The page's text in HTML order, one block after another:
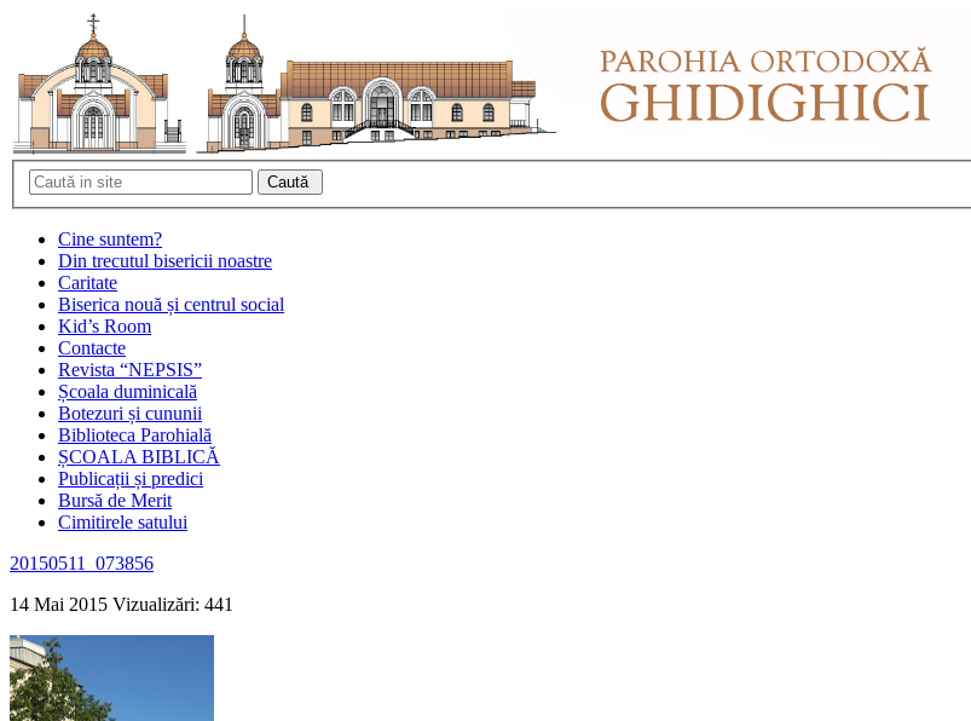
Cine suntem?
Din trecutul bisericii noastre
Caritate
Biserica nouă și centrul social
Kid’s Room
Contacte
Revista “NEPSIS”
Școala duminicală
Botezuri și cununii
Biblioteca Parohială
ȘCOALA BIBLICĂ
Publicații și predici
Bursă de Merit
Cimitirele satului
20150511_073856
14 Mai 2015 Vizualizări: 441